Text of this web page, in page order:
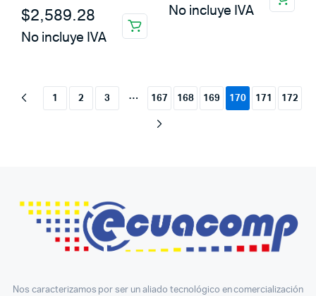
$2,589.28
No incluye IVA
No incluye IVA
1 2 3 … 167 168 169 170 171 172
Nos caracterizamos por ser un aliado tecnológico en comercialización